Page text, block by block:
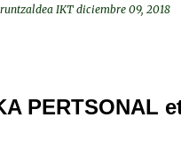
IKT diciembre 09, 2018
PERTSONAL